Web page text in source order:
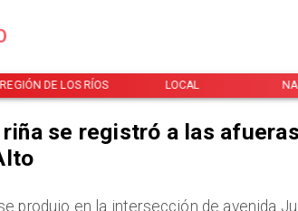
REGIÓN DE LOS RÍOS LOCAL
se registró a las
produjo en la intersección de avenida